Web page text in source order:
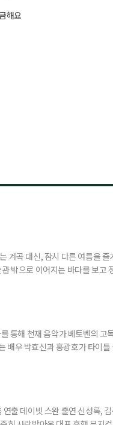
해요
계곡 대신, 잠시 다른 여름을 즐
밖으로 이어지는 바다를 보고
하슬라’는 고구려·신라시
통해 천재 음악가 베토벤의 고
배우 박효신과 홍광호가 타이틀
러닝
출 데이빗 스완 출연 신성록,